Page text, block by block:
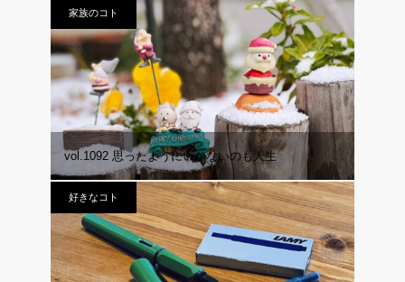
家族のコト
vol.1092 思ったようにいかないのも人生
好きなコト